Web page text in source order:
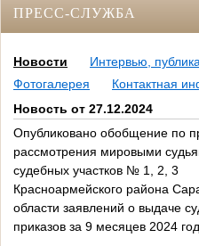
ПРЕСС-СЛУЖБА
Новости
Интервью,
Фотогалерея
Контактная
Новость от 27.12.2024
Опубликовано обобщение по
рассмотрения мировыми
судебных участков № 1, 2, 3
Красноармейского района
области заявлений о выдаче
приказов за 9 месяцев 2024